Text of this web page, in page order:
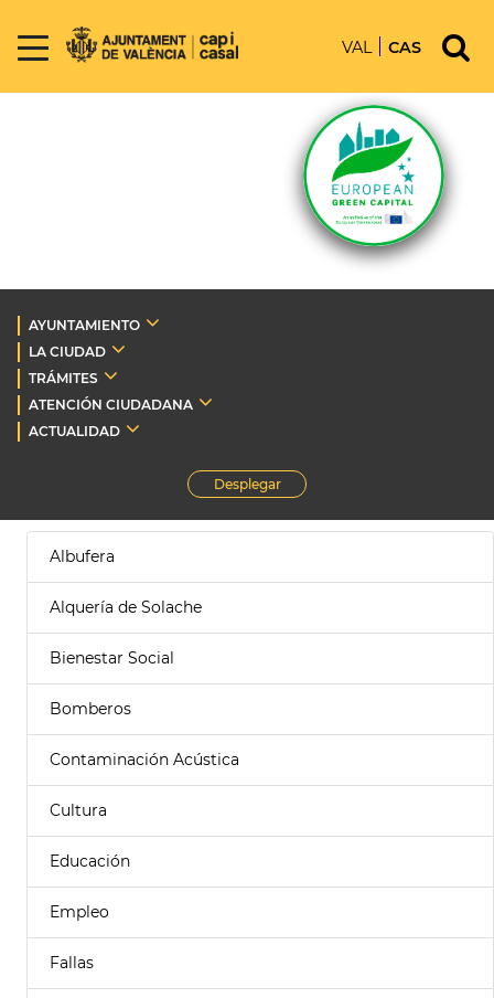
VAL CAS
AYUNTAMIENTO
LA CIUDAD
TRÁMITES
ATENCIÓN CIUDADANA
ACTUALIDAD
Desplegar
Albufera
Alquería de Solache
Bienestar Social
Bomberos
Contaminación Acústica
Cultura
Educación
Empleo
Fallas